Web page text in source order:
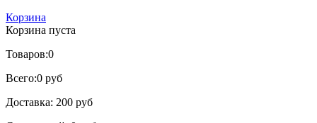
Корзина
Корзина пуста
Товаров:0
Всего:0 руб
Доставка: 200 руб